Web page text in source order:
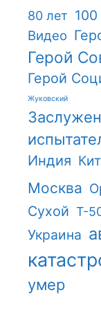
80 лет 100
Видео
Герой
Герой
Жуковский
Индия
Москва
Сухой Т-
Украина
умер